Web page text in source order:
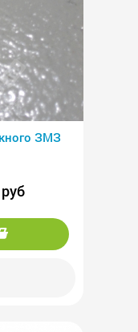
ЗМЗ